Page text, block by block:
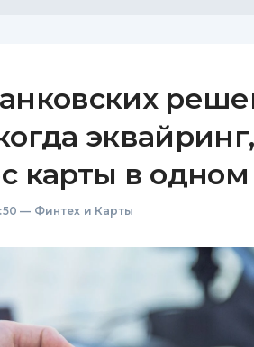
карты в
— Финтех и Карты